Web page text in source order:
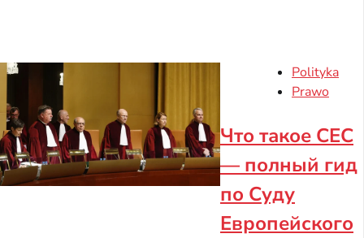
Polityka
Prawo
Что такое СЕС
— полный гид
по Суду
Европейского